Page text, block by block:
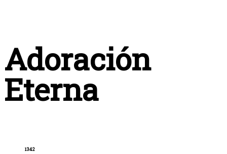
Adoración
Eterna
1342